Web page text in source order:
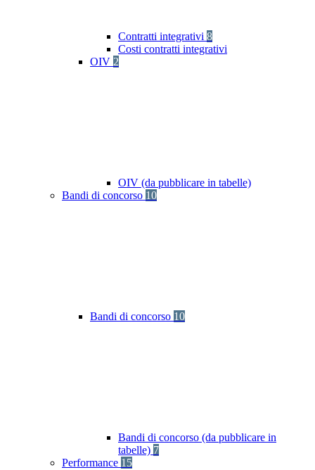
Contratti integrativi 8
Costi contratti integrativi
OIV 2
OIV (da pubblicare in tabelle)
Bandi di concorso 10
Bandi di concorso 10
Bandi di concorso (da pubblicare in
tabelle) 7
Performance 15